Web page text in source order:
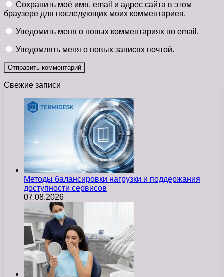
Сохранить моё имя, email и адрес сайта в этом
браузере для последующих моих комментариев.
Уведомить меня о новых комментариях по email.
Уведомлять меня о новых записях почтой.
Свежие записи
Методы балансировки нагрузки и поддержания
доступности сервисов
07.08.2026